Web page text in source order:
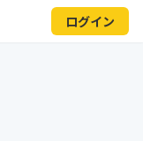
ログイン